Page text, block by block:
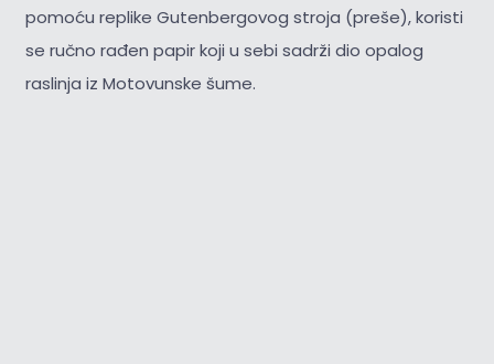
pomoću replike Gutenbergovog stroja (preše), koristi
se ručno rađen papir koji u sebi sadrži dio opalog
raslinja iz Motovunske šume.